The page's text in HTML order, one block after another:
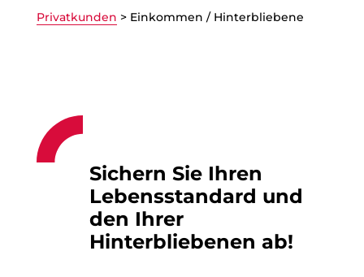
Privatkunden > Einkommen / Hinterbliebene
Sichern Sie Ihren
Lebensstandard und
den Ihrer
Hinterbliebenen ab!